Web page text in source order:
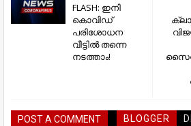
FLASH: ഇനി
കൊവിഡ്
പരിശോധന
വീട്ടിൽ തന്നെ
നടത്താം!
POST A COMMENT BLOGGER